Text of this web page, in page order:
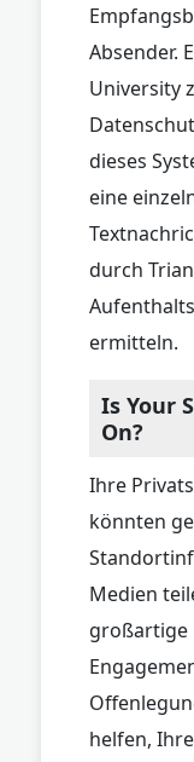
Absender.
University
dieses
eine
durch
ermitteln.
Is Your
On?
Ihre
könnten
Medien
großartige
helfen,